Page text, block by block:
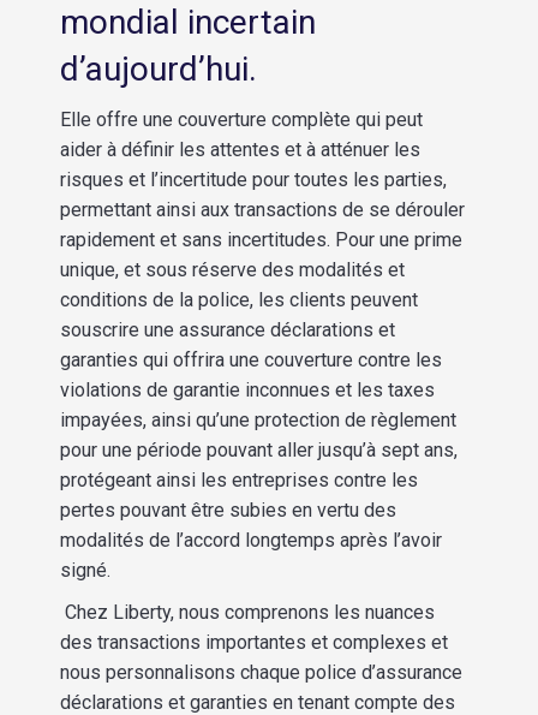
mondial incertain
d’aujourd’hui.
Elle offre une couverture complète qui peut
aider à définir les attentes et à atténuer les
risques et l’incertitude pour toutes les parties,
permettant ainsi aux transactions de se dérouler
rapidement et sans incertitudes. Pour une prime
unique, et sous réserve des modalités et
conditions de la police, les clients peuvent
souscrire une assurance déclarations et
garanties qui offrira une couverture contre les
violations de garantie inconnues et les taxes
impayées, ainsi qu’une protection de règlement
pour une période pouvant aller jusqu’à sept ans,
protégeant ainsi les entreprises contre les
pertes pouvant être subies en vertu des
modalités de l’accord longtemps après l’avoir
signé.
Chez Liberty, nous comprenons les nuances
des transactions importantes et complexes et
nous personnalisons chaque police d’assurance
déclarations et garanties en tenant compte des